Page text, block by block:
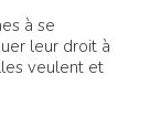
à se
leur droit à
veulent et